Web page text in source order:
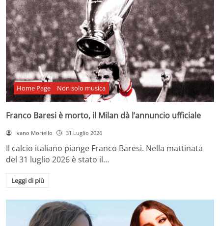
Home Page Non solo musica
Franco Baresi è morto, il Milan dà l’annuncio ufficiale
Ivano Moriello 31 Luglio 2026
Il calcio italiano piange Franco Baresi. Nella mattinata
del 31 luglio 2026 è stato il…
Leggi di più